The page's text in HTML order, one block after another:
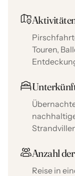
Touren,
Anzahl
Reise in